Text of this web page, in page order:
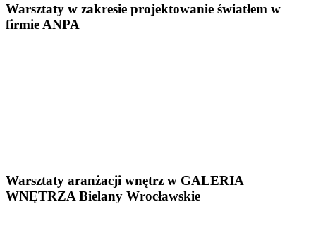
Warsztaty w zakresie projektowanie światłem w
firmie ANPA
Warsztaty aranżacji wnętrz w GALERIA
WNĘTRZA Bielany Wrocławskie